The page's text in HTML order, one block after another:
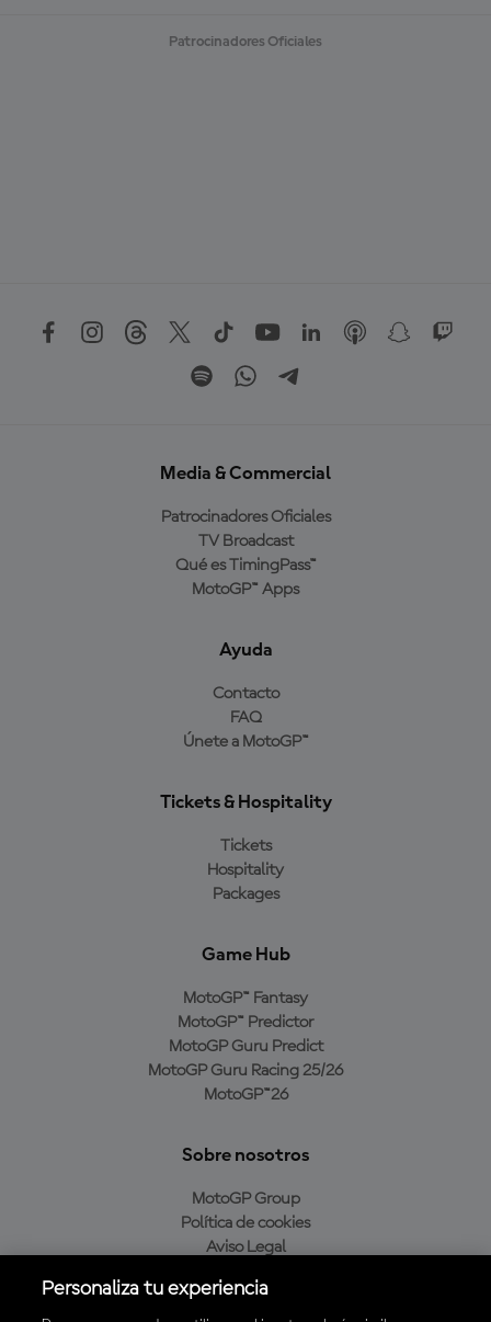
Patrocinadores Oficiales
Media & Commercial
Patrocinadores Oficiales
TV Broadcast
Qué es TimingPass™
MotoGP™ Apps
Ayuda
Contacto
FAQ
Únete a MotoGP™
Tickets & Hospitality
Tickets
Hospitality
Packages
Game Hub
MotoGP™ Fantasy
MotoGP™ Predictor
MotoGP Guru Predict
MotoGP Guru Racing 25/26
MotoGP™26
Sobre nosotros
MotoGP Group
Política de cookies
Aviso Legal
Política de compra
Personaliza tu experiencia